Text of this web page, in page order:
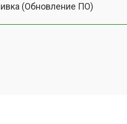
(Обновление ПО)